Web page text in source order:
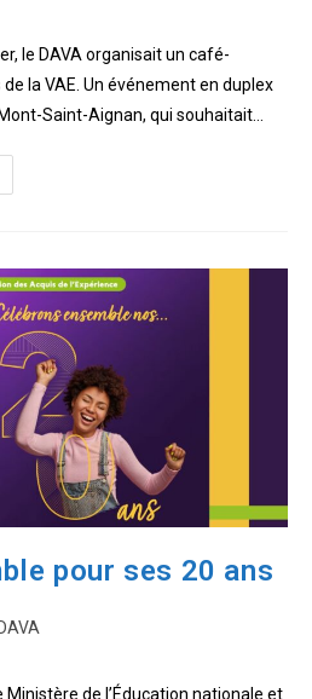
le DAVA organisait un café-
la VAE. Un événement en duplex
Saint-Aignan, qui souhaitait…
dernier
pour
les
20
ans
de
la
VAE
pour ses 20 ans
DAVA
Ministère de l’Éducation nationale et